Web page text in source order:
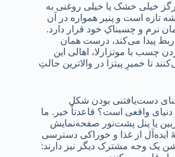
خیلی خشک یا خیلی روغنی به
تازه است و پنیر همواره در آن
نرم و چسبناکِ خود قرار دارد.
ربط پیدا می‌کند، درست همان
چسب با موتزارلا، اهالی این
تا خمیرِ پیتزا در والاترین حالتِ
دست‌یافتنی بودن شکل
دنیای واقعی است؟ قاعدتاً خیر. ما
یا پنل پشت‌نور صفحه‌نمایش
ایده‌آل از غذا و خوراکی دسترسی
یک وجه مشترک دیگر نیز دارند: